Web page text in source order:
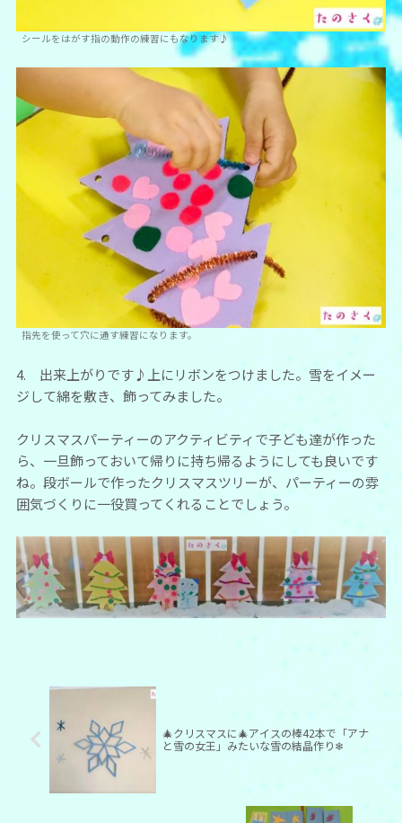
シールをはがす指の動作の練習にもなります♪
指先を使って穴に通す練習になります。
4. 出来上がりです♪上にリボンをつけました。雪をイメー
ジして綿を敷き、飾ってみました。
クリスマスパーティーのアクティビティで子ども達が作った
ら、一旦飾っておいて帰りに持ち帰るようにしても良いです
ね。段ボールで作ったクリスマスツリーが、パーティーの雰
囲気づくりに一役買ってくれることでしょう。
🎄クリスマスに🎄アイスの棒42本で「アナ
と雪の女王」みたいな雪の結晶作り❄